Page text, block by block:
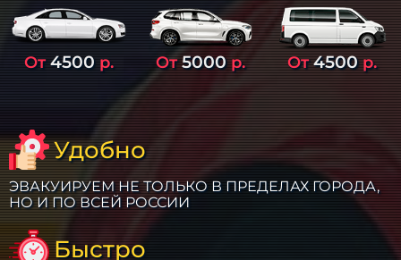
От4500 р. От5000р. От4500р.
Удобно
ЭВАКУИРУЕМ НЕ ТОЛЬКО В ПРЕДЕЛАХ ГОРОДА,
НО И ПО ВСЕЙ РОССИИ
Быстро